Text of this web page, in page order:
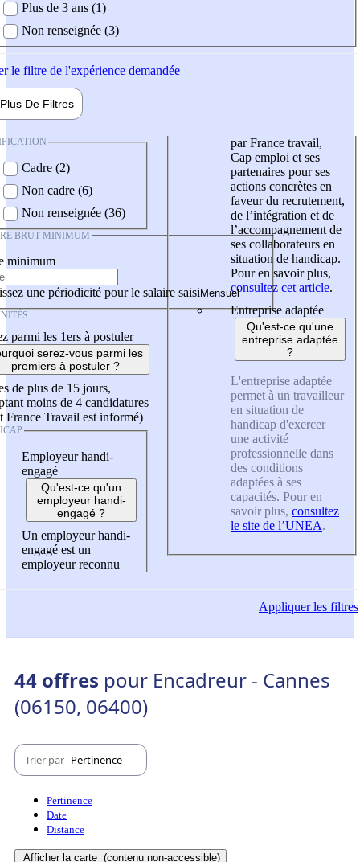
Plus de 3 ans (1)
Non renseignée (3)
le filtre de l'expérience demandée
Plus De Filtres
Cadre (2)
Non cadre (6)
Non renseignée (36)
BRUT MINIMUM
minimum
une périodicité pour le salaire saisi
parmi les 1ers à postuler
serez-vous parmi les
premiers à postuler ?
de plus de 15 jours,
moins de 4 candidatures
France Travail est informé)
Employeur handi-
engagé
Qu'est-ce qu'un
employeur handi-
engagé ?
Un employeur handi-
engagé est un
employeur reconnu
par France travail,
Cap emploi et ses
partenaires pour ses
actions concrètes en
faveur du recrutement,
de l’intégration et de
l’accompagnement de
ses collaborateurs en
situation de handicap.
Pour en savoir plus,
consultez cet article.
Entreprise adaptée
Qu'est-ce qu'une
entreprise adaptée
?
L'entreprise adaptée
permet à un travailleur
en situation de
handicap d'exercer
une activité
professionnelle dans
des conditions
adaptées à ses
capacités. Pour en
savoir plus, consultez
le site de l’UNEA.
Appliquerles filtres
44 offres pour Encadreur - Cannes
(06150, 06400)
Trier par Pertinence
Pertinence
Date
Distance
Afficher la carte (contenu non-accessible)